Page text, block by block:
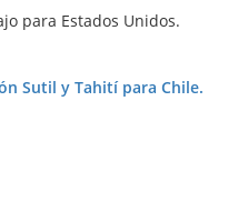
para Estados Unidos.
Sutil y Tahití para Chile.